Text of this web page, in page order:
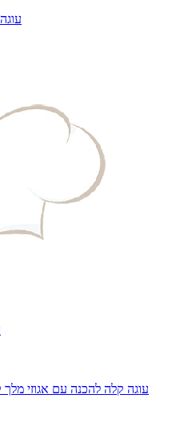
עוגה קלה להכנה עם אגוזי מלך